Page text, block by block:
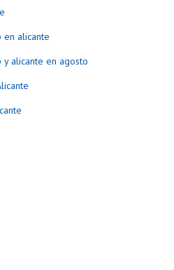
en alicante
alicante en agosto